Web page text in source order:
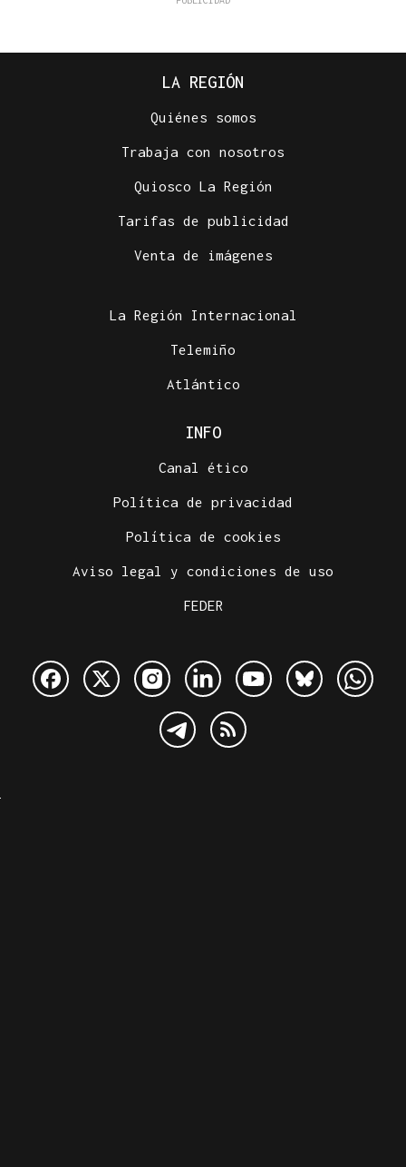
LA REGIÓN
Quiénes somos
Trabaja con nosotros
Quiosco La Región
Tarifas de publicidad
Venta de imágenes
La Región Internacional
Telemiño
Atlántico
INFO
Canal ético
Política de privacidad
Política de cookies
Aviso legal y condiciones de uso
FEDER